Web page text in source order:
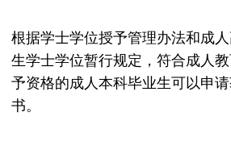
根据学士学位授予管理办法和成
生学士学位暂行规定，符合成人
予资格的成人本科毕业生可以申
书。